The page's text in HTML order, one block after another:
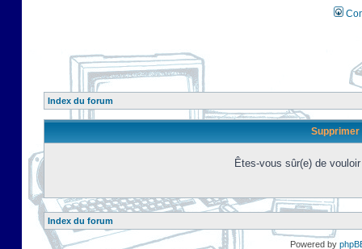
Index du forum
Supprimer
Êtes-vous sûr(e) de
Index du forum
Powered by